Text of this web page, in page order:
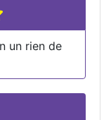
un rien de